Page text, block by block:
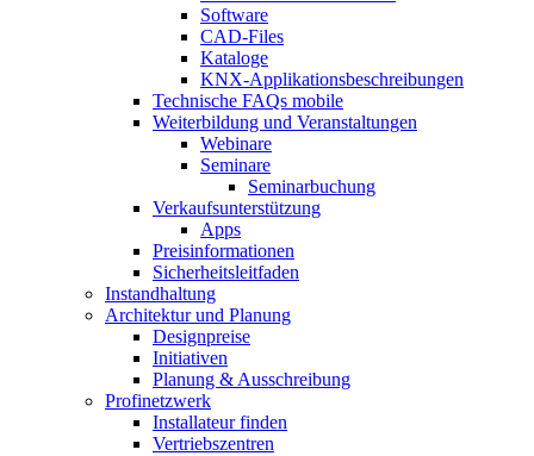
Software
CAD-Files
Kataloge
KNX-Applikationsbeschreibungen
Technische FAQs mobile
Weiterbildung und Veranstaltungen
Webinare
Seminare
Seminarbuchung
Verkaufsunterstützung
Apps
Preisinformationen
Sicherheitsleitfaden
Instandhaltung
Architektur und Planung
Designpreise
Initiativen
Planung & Ausschreibung
Profinetzwerk
Installateur finden
Vertriebszentren